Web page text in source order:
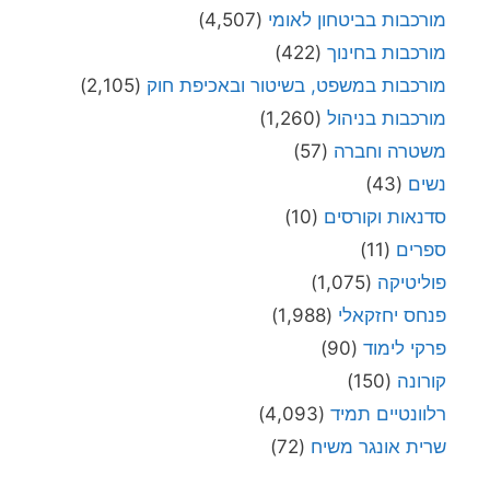
מורכבות בביטחון לאומי (4,507)
מורכבות בחינוך (422)
מורכבות במשפט, בשיטור ובאכיפת חוק (2,105)
מורכבות בניהול (1,260)
משטרה וחברה (57)
נשים (43)
סדנאות וקורסים (10)
ספרים (11)
פוליטיקה (1,075)
פנחס יחזקאלי (1,988)
פרקי לימוד (90)
קורונה (150)
רלוונטיים תמיד (4,093)
שרית אונגר משיח (72)